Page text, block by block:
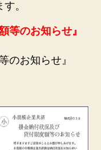
。
等のお知らせ』
のお知らせ』